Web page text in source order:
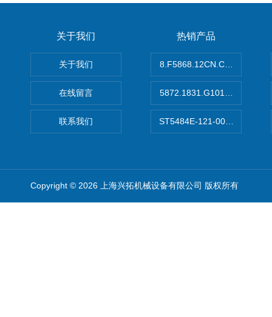
关于我们
关于我们
在线留言
联系我们
热销产品
8.F5868.12CN.C122德国
5872.1831.G101德国库伯勒
ST5484E-121-0032-00美国
Copyright © 2026 上海兴拓机械设备有限公司 版权所有